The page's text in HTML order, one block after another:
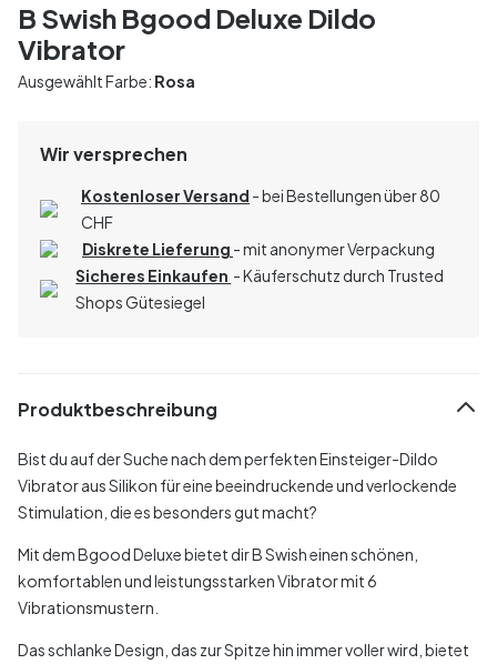
B Swish Bgood Deluxe Dildo
Vibrator
Ausgewählt Farbe: Rosa
Wir versprechen
Kostenloser Versand - bei Bestellungen über 80
CHF
Diskrete Lieferung - mit anonymer Verpackung
Sicheres Einkaufen - Käuferschutz durch Trusted
Shops Gütesiegel
Produktbeschreibung
Bist du auf der Suche nach dem perfekten Einsteiger-Dildo
Vibrator aus Silikon für eine beeindruckende und verlockende
Stimulation, die es besonders gut macht?
Mit dem Bgood Deluxe bietet dir B Swish einen schönen,
komfortablen und leistungsstarken Vibrator mit 6
Vibrationsmustern.
Das schlanke Design, das zur Spitze hin immer voller wird, bietet